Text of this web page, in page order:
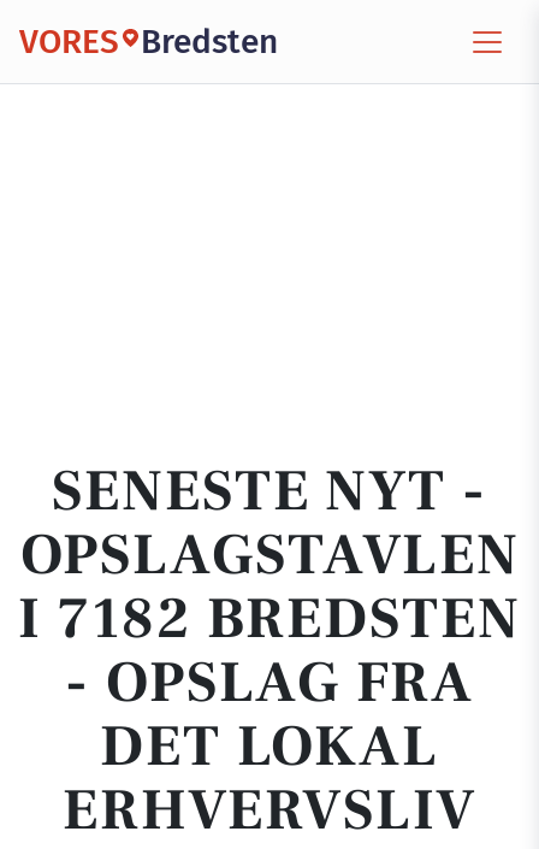
VORES Bredsten
SENESTE NYT -
OPSLAGSTAVLEN
I 7182 BREDSTEN
- OPSLAG FRA
DET LOKAL
ERHVERVSLIV